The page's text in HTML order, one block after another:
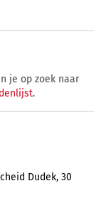
je op zoek naar
.
Dudek, 30